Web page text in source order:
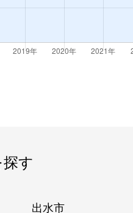
す
出水市